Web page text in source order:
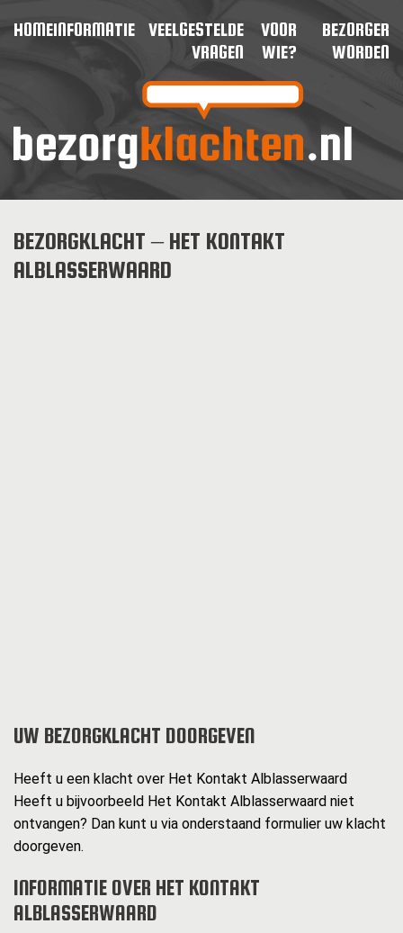
HOMEINFORMATIE
VEELGESTELDE
VRAGEN
VOOR
WIE?
BEZORGER
WORDEN
BEZORGKLACHT – HET KONTAKT
ALBLASSERWAARD
UW BEZORGKLACHT DOORGEVEN
Heeft u een klacht over Het Kontakt Alblasserwaard
Heeft u bijvoorbeeld Het Kontakt Alblasserwaard niet
ontvangen? Dan kunt u via onderstaand formulier uw klacht
doorgeven.
INFORMATIE OVER HET KONTAKT
ALBLASSERWAARD